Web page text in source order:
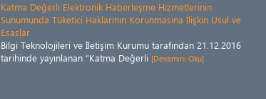
Katma Değerli Elektronik Haberleşme Hizmetlerinin
Sunumunda Tüketici Haklarının Korunmasına İlişkin Usul ve
Esaslar
Bilgi Teknolojileri ve İletişim Kurumu tarafından 21.12.2016
tarihinde yayınlanan “Katma Değerli [Devamını Oku]